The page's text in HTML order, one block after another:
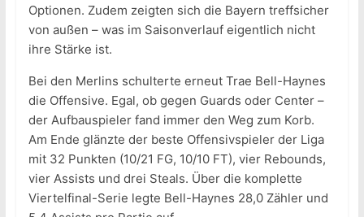
Optionen. Zudem zeigten sich die Bayern treffsicher
von außen – was im Saisonverlauf eigentlich nicht
ihre Stärke ist.
Bei den Merlins schulterte erneut Trae Bell-Haynes
die Offensive. Egal, ob gegen Guards oder Center –
der Aufbauspieler fand immer den Weg zum Korb.
Am Ende glänzte der beste Offensivspieler der Liga
mit 32 Punkten (10/21 FG, 10/10 FT), vier Rebounds,
vier Assists und drei Steals. Über die komplette
Viertelfinal-Serie legte Bell-Haynes 28,0 Zähler und